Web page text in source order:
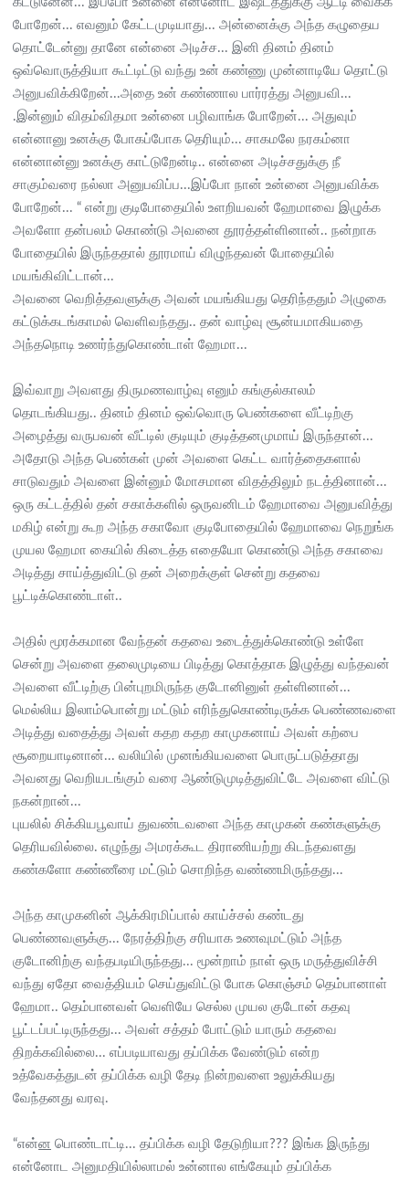
போறேன்... எவனும் கேட்டமுடியாது... அன்னைக்கு அந்த கழுதைய
தொட்டேன்னு தானே என்னை அடிச்ச... இனி தினம் தினம்
ஒவ்வொருத்தியா கூட்டிட்டு வந்து உன் கண்ணு முன்னாடியே தொட்டு
அனுபவிக்கிறேன்...அதை உன் கண்ணால பார்ரத்து அனுபவி...
.இன்னும் விதம்விதமா உன்னை பழிவாங்க போறேன்... அதுவும்
என்னானு உனக்கு போகப்போக தெரியும்... சாகமலே நரகம்னா
என்னான்னு உனக்கு காட்டுறேன்டி.. என்னை அடிச்சதுக்கு நீ
சாகும்வரை நல்லா அனுபவிப்ப...இப்போ நான் உன்னை அனுபவிக்க
போறேன்... “ என்று குடிபோதையில் உளறியவன் ஹேமாவை இழுக்க
அவளோ தன்பலம் கொண்டு அவனை தூரத்தள்ளினான்.. நன்றாக
போதையில் இருந்ததால் தூரமாய் விழுந்தவன் போதையில்
மயங்கிவிட்டான்...
அவனை வெறித்தவளுக்கு அவன் மயங்கியது தெரிந்ததும் அழுகை
கட்டுக்கடங்காமல் வெளிவந்தது.. தன் வாழ்வு சூன்யமாகியதை
அந்தநொடி உணர்ந்துகொண்டாள் ஹேமா...
இவ்வாறு அவளது திருமணவாழ்வு எனும் கங்குல்காலம்
தொடங்கியது.. தினம் தினம் ஒவ்வொரு பெண்களை வீட்டிற்கு
அழைத்து வருபவன் வீட்டில் குடியும் குடித்தனமுமாய் இருந்தான்...
அதோடு அந்த பெண்கள் முன் அவளை கெட்ட வார்த்தைகளால்
சாடுவதும் அவளை இன்னும் மோசமான விதத்திலும் நடத்தினான்...
ஒரு கட்டத்தில் தன் சகாக்களில் ஒருவனிடம் ஹேமாவை அனுபவித்து
மகிழ் என்று கூற அந்த சகாவோ குடிபோதையில் ஹேமாவை நெறுங்க
முயல ஹேமா கையில் கிடைத்த எதையோ கொண்டு அந்த சகாவை
அடித்து சாய்த்துவிட்டு தன் அறைக்குள் சென்று கதவை
பூட்டிக்கொண்டாள்..
அதில் மூரக்கமான வேந்தன் கதவை உடைத்துக்கொண்டு உள்ளே
சென்று அவளை தலைமுடியை பிடித்து கொத்தாக இழுத்து வந்தவன்
அவளை வீட்டிற்கு பின்புறமிருந்த குடோனினுள் தள்ளினான்...
மெல்லிய இலாம்பொன்று மட்டும் எரிந்துகொண்டிருக்க பெண்ணவளை
அடித்து வதைத்து அவள் கதற கதற காமுகனாய் அவள் கற்பை
சூறையாடினான்... வலியில் முனங்கியவளை பொருட்படுத்தாது
அவனது வெறியடங்கும் வரை ஆண்டுமுடித்துவிட்டே அவளை விட்டு
நகன்றான்...
புயலில் சிக்கியபூவாய் துவண்டவளை அந்த காமுகன் கண்களுக்கு
தெரியவில்லை. எழுந்து அமரக்கூட திராணியற்று கிடந்தவளது
கண்களோ கண்ணீரை மட்டும் சொறிந்த வண்ணமிருந்தது...
அந்த காமுகனின் ஆக்கிரமிப்பால் காய்ச்சல் கண்டது
பெண்ணவளுக்கு... நேரத்திற்கு சரியாக உணவுமட்டும் அந்த
குடோனிற்கு வந்தபடியிருந்தது... மூன்றாம் நாள் ஒரு மருத்துவிச்சி
வந்து ஏதோ வைத்தியம் செய்துவிட்டு போக கொஞ்சம் தெம்பானாள்
ஹேமா.. தெம்பானவள் வெளியே செல்ல முயல குடோன் கதவு
பூட்டப்பட்டிருந்தது... அவள் சத்தம் போட்டும் யாரும் கதவை
திறக்கவில்லை... எப்படியாவது தப்பிக்க வேண்டும் என்ற
உத்வேகத்துடன் தப்பிக்க வழி தேடி நின்றவளை உலுக்கியது
வேந்தனது வரவு.
“என்ன பொண்டாட்டி... தப்பிக்க வழி தேடுறியா??? இங்க இருந்து
என்னோட அனுமதியில்லாமல் உன்னால எங்கேயும் தப்பிக்க